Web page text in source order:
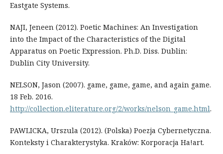
Eastgate Systems.
NAJI, Jeneen (2012). Poetic Machines: An Investigation
into the Impact of the Characteristics of the Digital
Apparatus on Poetic Expression. Ph.D. Diss. Dublin:
Dublin City University.
NELSON, Jason (2007). game, game, game, and again game.
18 Feb. 2016.
http://collection.eliterature.org/2/works/nelson_game.html.
PAWLICKA, Urszula (2012). (Polska) Poezja Cybernetyczna.
Konteksty i Charakterystyka. Kraków: Korporacja Ha!art.